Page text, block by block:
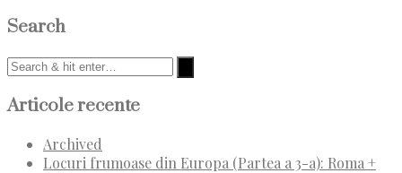
Search
Articole recente
Archived
Locuri frumoase din Europa (Partea a 3-a): Roma +